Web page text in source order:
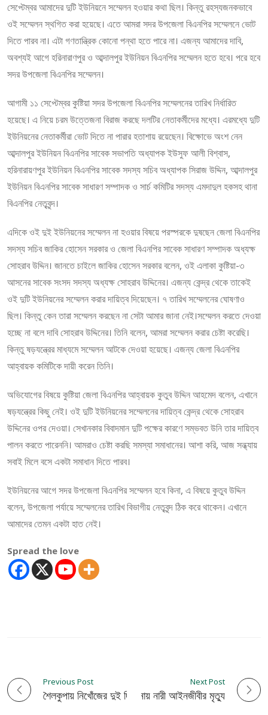
সেপ্টেম্বর আমাদের দুটি ইউনিয়নে সম্মেলন হওয়ার কথা ছিল। কিন্তু রহস্যজনকভাবে
ওই সম্মেলন স্থগিত করা হয়েছে। এতে আমরা সদর উপজেলা বিএনপির সম্মেলনে ভোট
দিতে পারব না। এটা গণতান্ত্রিক কোনো পন্থা হতে পারে না। এজন্য আমাদের দাবি,
অবশ্যই আগে হরিনারাণপুর ও আব্দালপুর ইউনিয়ন বিএনপির সম্মেলন হতে হবে। পরে হবে
সদর উপজেলা বিএনপির সম্মেলন।
আগামী ১১ সেপ্টেম্বর কুষ্টিয়া সদর উপজেলা বিএনপির সম্মেলনের তারিখ নির্ধারিত
হয়েছে। এ নিয়ে চরম উত্তেজনা বিরাজ করছে দলটির নেতাকর্মীদের মধ্যে। এরমধ্যে দুটি
ইউনিয়নের নেতাকর্মীরা ভোট দিতে না পারার হতাশায় রয়েছেন। বিক্ষোভে অংশ নেন
আব্দালপুর ইউনিয়ন বিএনপির সাবেক সভাপতি অধ্যাপক ইউসুফ আলী বিশ্বাস,
হরিনারায়ণপুর ইউনিয়ন বিএনপির সাবেক সদস্য সচিব অধ্যাপক সিরাজ উদ্দিন, আব্দালপুর
ইউনিয়ন বিএনপির সাবেক সাধারণ সম্পাদক ও সার্চ কমিটির সদস্য এমদাদুল হকসহ থানা
বিএনপির নেতৃবৃন্দ।
এদিকে ওই দুই ইউনিয়নের সম্মেলন না হওয়ার বিষয়ে পরস্পরকে দুষছেন জেলা বিএনপির
সদস্য সচিব জাকির হোসেন সরকার ও জেলা বিএনপির সাবেক সাধারণ সম্পাদক অধ্যক্ষ
সোহরাব উদ্দিন। জানতে চাইলে জাকির হোসেন সরকার বলেন, ওই এলাকা কুষ্টিয়া-৩
আসনের সাবেক সংসদ সদস্য অধ্যক্ষ সোহরাব উদ্দিনের। এজন্য কেন্দ্র থেকে তাকেই
ওই দুটি ইউনিয়নের সম্মেলন করার দায়িত্ব দিয়েছেন। ৭ তারিখ সম্মেলনের ঘোষণাও
ছিল। কিন্তু কেন তারা সম্মেলন করছেন না সেটা আমার জানা নেই।সম্মেলন করতে দেওয়া
হচ্ছে না বলে দাবি সোহরাব উদ্দিনের। তিনি বলেন, আমরা সম্মেলন করার চেষ্টা করেছি।
কিন্তু ষড়যন্ত্রের মাধ্যমে সম্মেলন আটকে দেওয়া হয়েছে। এজন্য জেলা বিএনপির
আহ্বায়ক কমিটিকে দায়ী করেন তিনি।
অভিযোগের বিষয়ে কুষ্টিয়া জেলা বিএনপির আহ্বায়ক কুতুব উদ্দিন আহমেদ বলেন, এখানে
ষড়যন্ত্রের কিছু নেই। ওই দুটি ইউনিয়নের সম্মেলনের দায়িত্ব কেন্দ্র থেকে সোহরাব
উদ্দিনের ওপর দেওয়া। সেখানকার বিবাদমান দুটি পক্ষের কারণে সম্ভবত উনি তার দায়িত্ব
পালন করতে পারেননি। আমরাও চেষ্টা করছি সমস্যা সমাধানের। আশা করি, আজ সন্ধ্যায়
সবাই মিলে বসে একটা সমাধান দিতে পারব।
ইউনিয়নের আগে সদর উপজেলা বিএনপির সম্মেলন হবে কিনা, এ বিষয়ে কুতুব উদ্দিন
বলেন, উপজেলা পর্যায়ে সম্মেলনের তারিখ বিভাগীয় নেতৃবৃন্দ ঠিক করে থাকেন। এখানে
আমাদের তেমন একটা হাত নেই।
Spread the love
P
Previous Post
শৈলকুপায় নিখোঁজের দুই দিন পর পুকুরে ভেসে উঠল বৃদ্ধের মরদেহ
Next Post
কুষ্টিয়ায় সড়ক দুর্ঘটনায় নারী আইনজীবীর মৃত্যু